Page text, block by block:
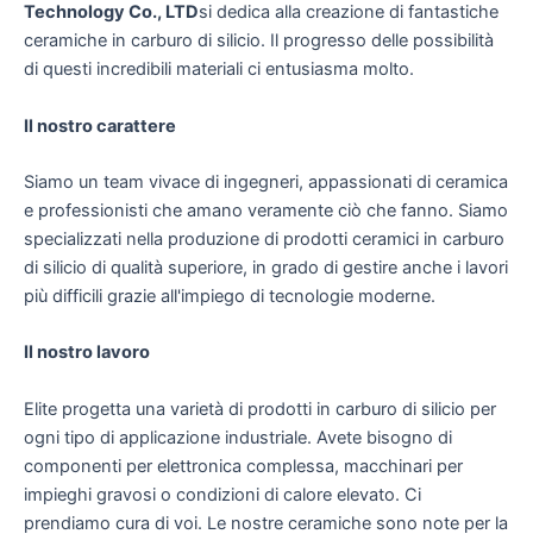
Technology Co., LTDsi dedica alla creazione di fantastiche
ceramiche in carburo di silicio. Il progresso delle possibilità
di questi incredibili materiali ci entusiasma molto.
Il nostro carattere
Siamo un team vivace di ingegneri, appassionati di ceramica
e professionisti che amano veramente ciò che fanno. Siamo
specializzati nella produzione di prodotti ceramici in carburo
di silicio di qualità superiore, in grado di gestire anche i lavori
più difficili grazie all'impiego di tecnologie moderne.
Il nostro lavoro
Elite progetta una varietà di prodotti in carburo di silicio per
ogni tipo di applicazione industriale. Avete bisogno di
componenti per elettronica complessa, macchinari per
impieghi gravosi o condizioni di calore elevato. Ci
prendiamo cura di voi. Le nostre ceramiche sono note per la